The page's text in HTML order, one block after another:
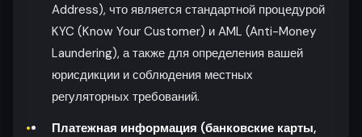
Address), что является стандартной процедурой
KYC (Know Your Customer) и AML (Anti-Money
Laundering), а также для определения вашей
юрисдикции и соблюдения местных
регуляторных требований.
Платежная информация (банковские карты,